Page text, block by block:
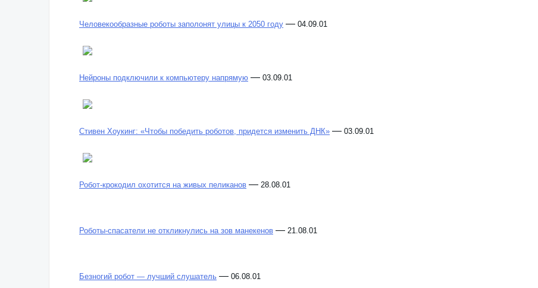
Человекообразные роботы заполонят улицы к 2050 году — 04.09.01
Нейроны подключили к компьютеру напрямую — 03.09.01
Стивен Хоукинг: «Чтобы победить роботов, придется изменить ДНК» — 03.09.01
Робот-крокодил охотится на живых пеликанов — 28.08.01
Роботы-спасатели не откликнулись на зов манекенов — 21.08.01
Безногий робот — лучший слушатель — 06.08.01